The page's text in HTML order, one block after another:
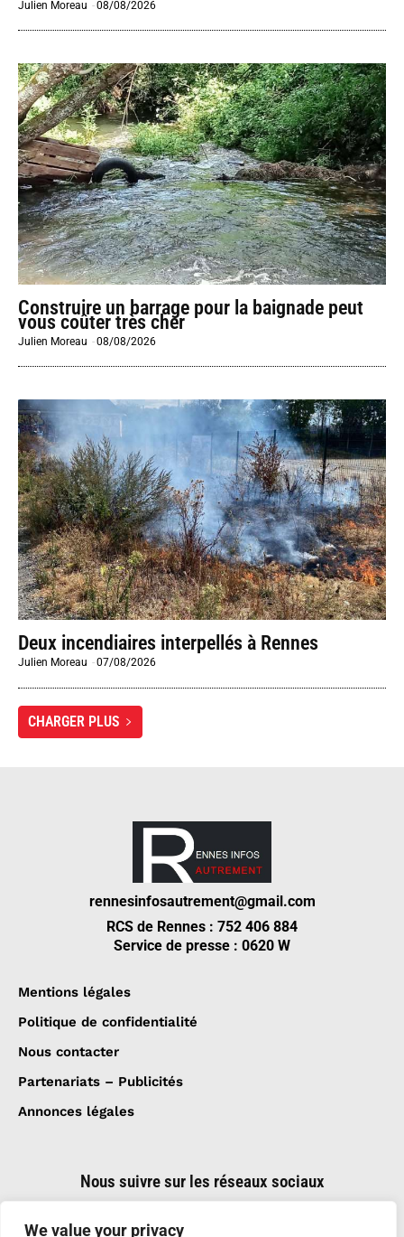
We value your privacy
Julien Moreau -08/08/2026
Construire un barrage pour la baignade peut
vous coûter très cher
Julien Moreau -08/08/2026
Deux incendiaires interpellés à Rennes
Julien Moreau -07/08/2026
CHARGER PLUS
rennesinfosautrement@gmail.com
RCS de Rennes : 752 406 884
Service de presse : 0620 W
Mentions légales
Politique de confidentialité
Nous contacter
Partenariats – Publicités
Annonces légales
Nous suivre sur les réseaux sociaux